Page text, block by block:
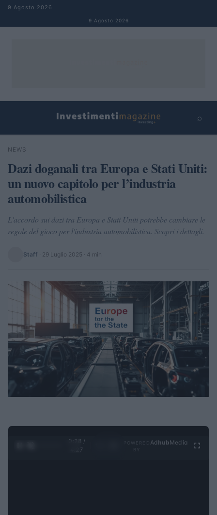
Salta al contenuto
9 Agosto 2026
9 Agosto 2026
⌕
Cerca
NEWS
Dazi doganali tra Europa e Stati Uniti:
un nuovo capitolo per l’industria
automobilistica
L'accordo sui dazi tra Europa e Stati Uniti potrebbe cambiare le
regole del gioco per l'industria automobilistica. Scopri i dettagli.
Staff · 29 Luglio 2025 · 4 min
0:29 /
4:27
Ad hubMedia